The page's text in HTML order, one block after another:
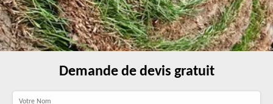
Demande de devis gratuit